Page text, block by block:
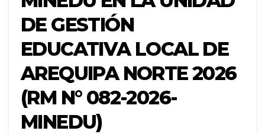
DE GESTIÓN
EDUCATIVA LOCAL DE
AREQUIPA NORTE 2026
(RM N° 082-2026-
MINEDU)